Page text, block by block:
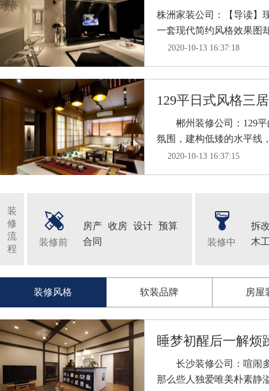
株洲家装公司：【导读】
一套现代简约风格效果图
2020-10-13 16:37:18
129平日式风格三
郴州装修公司：129平
氛围，建构低矮的水平线
2020-10-13 16:37:15
装
修
流
程
装修前
房产 收房 设计 预算
合同
装修中
拆
木
装修风格 软装品牌 房屋
睡梦初醒后一解烦
长沙装修公司：喧闹多
那么些人独爱唯美朴素静